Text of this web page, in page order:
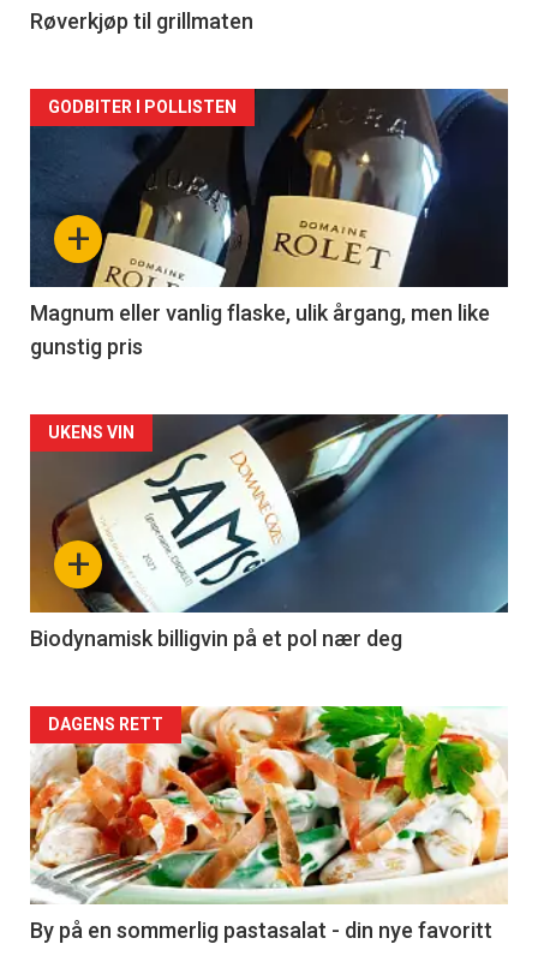
2
Røverkjøp til grillmaten
Forsiden
akkurat
nå
3
+
GODBITER I POLLISTEN
Magnum eller vanlig flaske, ulik årgang, men like
gunstig pris
Forsiden
akkurat
nå
4
+
UKENS VIN
Biodynamisk billigvin på et pol nær deg
Forsiden
akkurat
nå
-
5
DAGENS RETT
By på en sommerlig pastasalat - din nye favoritt